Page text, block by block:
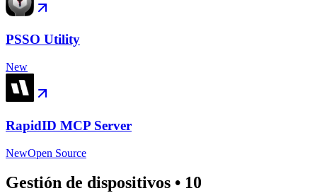
PSSO Utility
New
RapidID MCP Server
NewOpen Source
Gestión de dispositivos • 10